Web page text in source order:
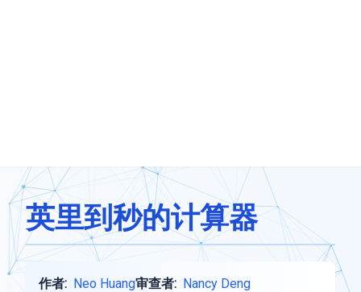
英里到秒的计算器
作者: Neo Huang审查者: Nancy Deng